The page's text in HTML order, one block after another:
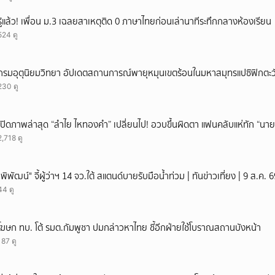
แล้ว! เพื่อน ม.3 เฉลยสาเหตุติด 0 ภาษาไทยก่อนเล่านาทีระทึกกลางห้องเรียน
ดู
รมอุตุนิยมวิทยา อัปเดตสถานการณ์พายุหมุนเขตร้อนในมหาสมุทรแปซิฟิกตะวั
ดู
ปิดภาพล่าสุด “ลำไย ไหทองคำ” เปลี่ยนไป! อวบขึ้นผิดตา แฟนคลับแห่ทัก “นา
ดู
พัฒน์" จี้ผู้ว่าฯ 14 จว.ใต้ สแตนด์บายรับมือน้ำท่วม | ทันข่าวเที่ยง | 9 ส.ค.
ดู
ฆษก ทบ. โต้ รมต.กัมพูชา ปมกล่าวหาไทย ชี้อีกฝ่ายใช้โบราณสถานบังหน้า
ดู